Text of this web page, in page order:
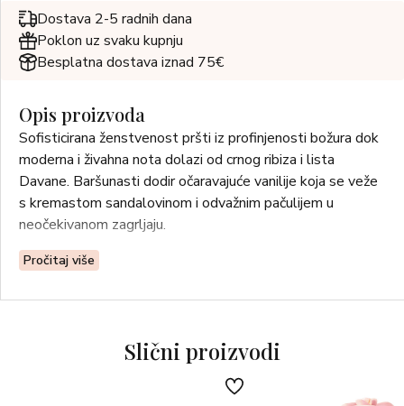
Dostava 2-5 radnih dana
Poklon uz svaku kupnju
Besplatna dostava iznad 75€
Opis proizvoda
Sofisticirana ženstvenost pršti iz profinjenosti božura dok
moderna i živahna nota dolazi od crnog ribiza i lista
Davane. Baršunasti dodir očaravajuće vanilije koja se veže
s kremastom sandalovinom i odvažnim pačulijem u
neočekivanom zagrljaju.
Pročitaj više
Slični proizvodi